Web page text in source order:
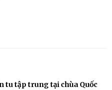
tu tập trung tại chùa Quốc